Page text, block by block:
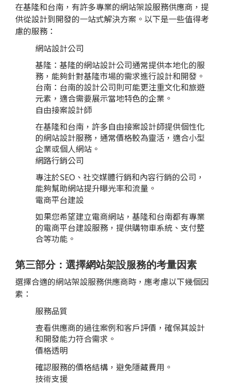
在基隆和台南，有許多專業的網站架設服務供應商，提
供從設計到開發的一站式解決方案。以下是一些值得考
慮的服務：
網站設計公司
基隆：基隆的網站設計公司通常提供本地化的服
務，能夠針對基隆市場的需求進行設計和開發。
台南：台南的設計公司則可能更注重文化和旅遊
元素，適合需要展示當地特色的企業。
自由接案設計師
在基隆和台南，許多自由接案設計師提供個性化
的網站設計服務，通常價格較為靈活，適合小型
企業或個人網站。
網路行銷公司
專注於SEO 、社交媒體行銷和內容行銷的公司，
能夠幫助網站提升曝光率和流量。
電商平台建設
如果您希望建立電商網站，基隆和台南都有專業
的電商平台建設服務，提供購物車系統、支付整
合等功能。
第三部分：選擇網站架設服務的考量因素
選擇合適的網站架設服務供應商時，應考慮以下幾個因
素：
服務品質
查看供應商的過往案例和客戶評價，確保其設計
和開發能力符合需求。
價格透明
確認服務的價格結構，避免隱藏費用。
技術支援